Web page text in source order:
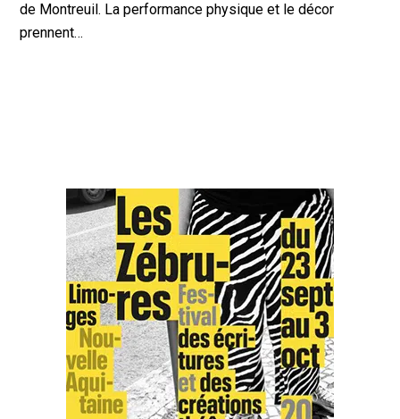
de Montreuil. La performance physique et le décor
prennent…